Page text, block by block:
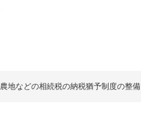
農地などの相続税の納税猶予制度の整備